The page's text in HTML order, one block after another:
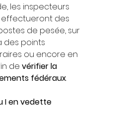
les inspecteurs
effectueront des
de pesée, sur
des points
ou encore en
de vérifier la
fédéraux.
I en vedette